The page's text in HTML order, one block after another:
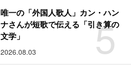
5
唯一の「外国人歌人」カン・ハン
ナさんが短歌で伝える「引き算の
文学」
2026.08.03